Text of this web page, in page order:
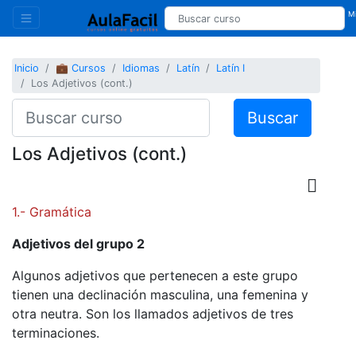
Inicio 💼 Cursos Idiomas Latín
Latín I
Los Adjetivos (cont.)
Buscar
Los Adjetivos (cont.)
1.- Gramática
Adjetivos del grupo 2
Algunos adjetivos que pertenecen a este grupo
tienen una declinación masculina, una femenina y
otra neutra. Son los llamados adjetivos de tres
terminaciones.